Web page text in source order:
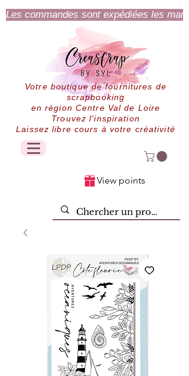
Les commandes sont expédiées les
Votre boutique de fournitures de
scrapbooking
en région Centre Val de Loire
Trouvez l'inspiration
Laissez libre cours à votre créativité
View points